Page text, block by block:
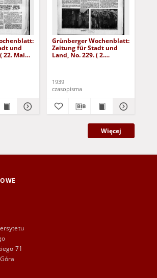
und
22. Mai
Grünberger Wochenblatt:
Zeitung für Stadt und
Land, No. 229. ( 2.
1939
czasopisma
Więcej
71